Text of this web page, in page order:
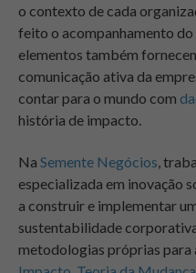
o contexto de cada
feito o acompanhamento
elementos também
comunicação ativa da
contar para o mundo com
história de impacto.
Na Semente Negócios,
especializada em inovação
a construir e implementar
sustentabilidade
metodologias próprias para